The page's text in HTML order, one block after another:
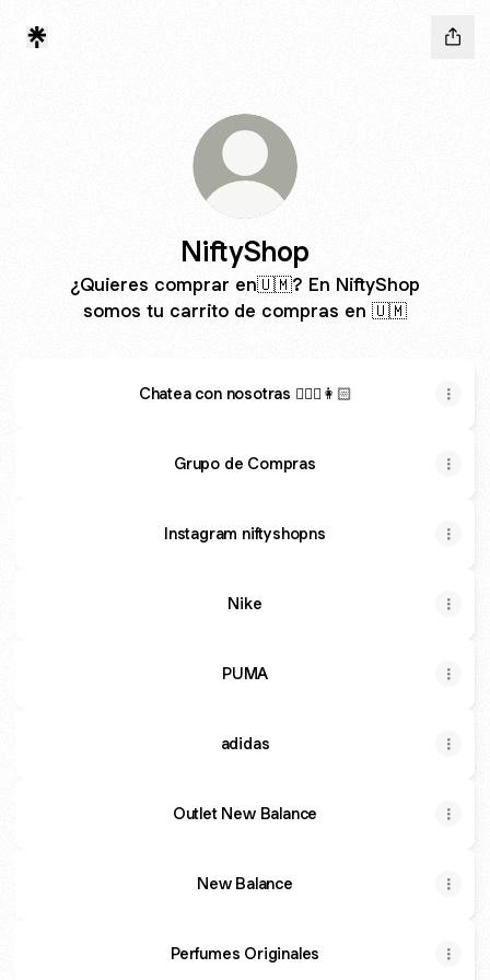
NiftyShop
¿Quieres comprar en🇺🇲? En NiftyShop
somos tu carrito de compras en 🇺🇲
Chatea con nosotras 👱🏽‍♀️👩🏻
Grupo de Compras
Instagram niftyshopns
Nike
PUMA
adidas
Outlet New Balance
New Balance
Perfumes Originales